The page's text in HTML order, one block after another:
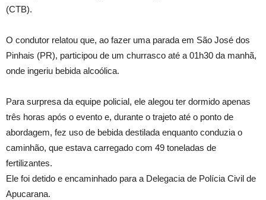
(CTB).
O condutor relatou que, ao fazer uma parada em São José dos
Pinhais (PR), participou de um churrasco até a 01h30 da manhã,
onde ingeriu bebida alcoólica.
Para surpresa da equipe policial, ele alegou ter dormido apenas
três horas após o evento e, durante o trajeto até o ponto de
abordagem, fez uso de bebida destilada enquanto conduzia o
caminhão, que estava carregado com 49 toneladas de
fertilizantes.
Ele foi detido e encaminhado para a Delegacia de Polícia Civil de
Apucarana.